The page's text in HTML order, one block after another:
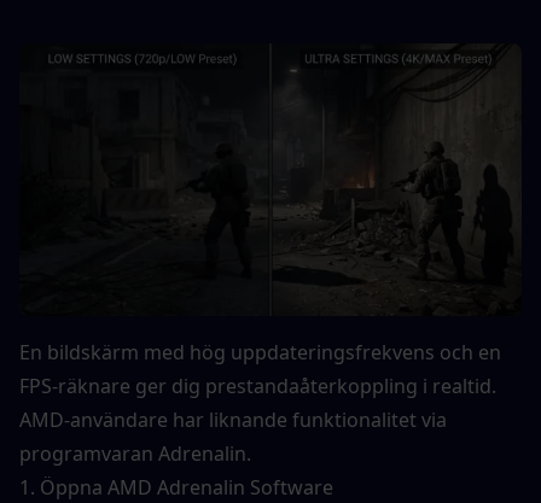
En bildskärm med hög uppdateringsfrekvens och en
FPS-räknare ger dig prestandaåterkoppling i realtid.
AMD-användare har liknande funktionalitet via
programvaran Adrenalin.
1. Öppna AMD Adrenalin Software